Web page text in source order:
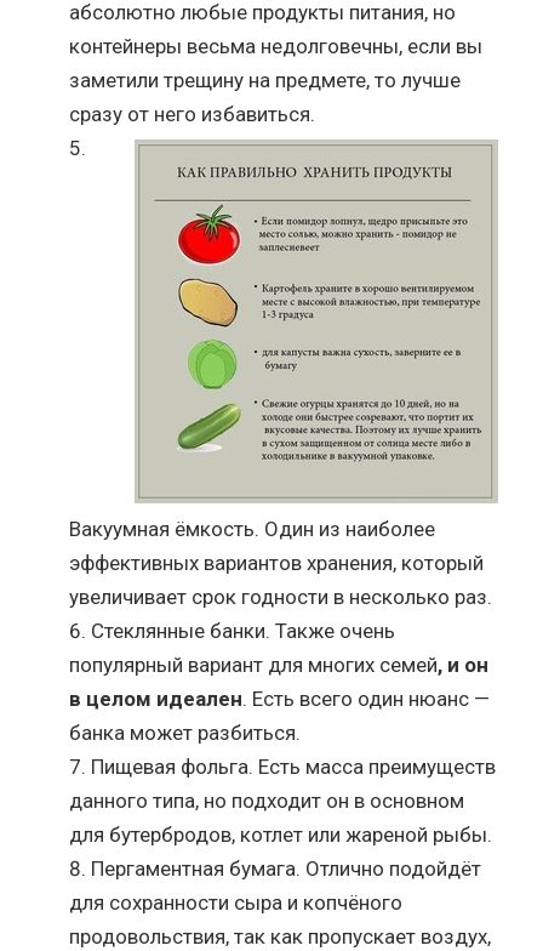
абсолютно любые продукты питания, но
контейнеры весьма недолговечны, если вы
заметили трещину на предмете, то лучше
сразу от него избавиться.
Вакуумная ёмкость. Один из наиболее
эффективных вариантов хранения, который
увеличивает срок годности в несколько раз.
Стеклянные банки. Также очень
популярный вариант для многих семей, и он
в целом идеален. Есть всего один нюанс —
банка может разбиться.
Пищевая фольга. Есть масса преимуществ
данного типа, но подходит он в основном
для бутербродов, котлет или жареной рыбы.
Пергаментная бумага. Отлично подойдёт
для сохранности сыра и копчёного
продовольствия, так как пропускает воздух,